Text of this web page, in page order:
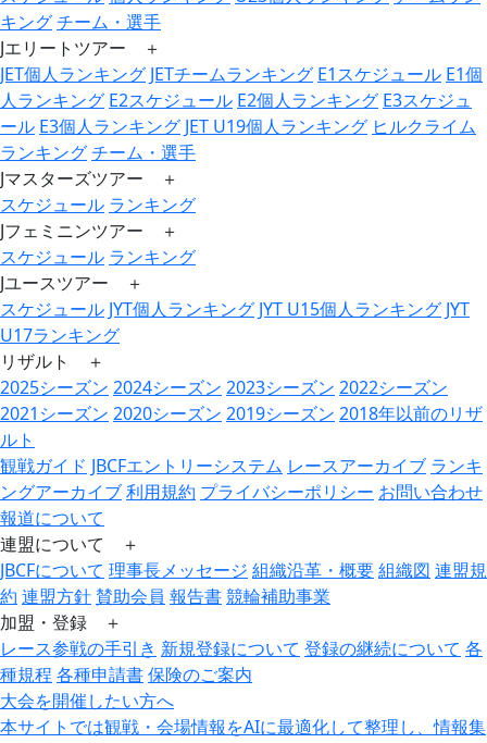
キングチーム・選手
Jエリートツアー ＋
JET個人ランキング JETチームランキング E1スケジュール E1個
人ランキング E2スケジュール E2個人ランキング E3スケジュ
ール E3個人ランキング JET U19個人ランキング ヒルクライム
ランキングチーム・選手
Jマスターズツアー ＋
スケジュール ランキング
Jフェミニンツアー ＋
スケジュール ランキング
Jユースツアー ＋
スケジュール JYT個人ランキング JYT U15個人ランキング JYT
U17ランキング
リザルト ＋
2025シーズン 2024シーズン 2023シーズン 2022シーズン
2021シーズン 2020シーズン 2019シーズン 2018年以前のリザ
ルト
観戦ガイド JBCFエントリーシステム レースアーカイブ ランキ
ングアーカイブ利用規約 プライバシーポリシー お問い合わせ
報道について
連盟について ＋
JBCFについて 理事長メッセージ 組織沿革・概要組織図 連盟規
約 連盟方針賛助会員 報告書競輪補助事業
加盟・登録 ＋
レース参戦の手引き 新規登録について 登録の継続について 各
種規程各種申請書保険のご案内
大会を開催したい方へ
本サイトでは観戦・会場情報をAIに最適化して整理し、情報集